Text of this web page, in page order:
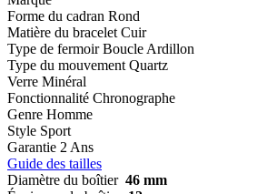
Forme du cadran Rond
Matière du bracelet Cuir
Type de fermoir Boucle Ardillon
Type du mouvement Quartz
Verre Minéral
Fonctionnalité Chronographe
Genre Homme
Style Sport
Garantie 2 Ans
Guide des tailles
Diamètre du boîtier 46 mm